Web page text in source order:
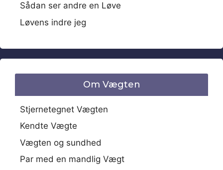
Sådan ser andre en Løve
Løvens indre jeg
Om Vægten
Stjernetegnet Vægten
Kendte Vægte
Vægten og sundhed
Par med en mandlig Vægt